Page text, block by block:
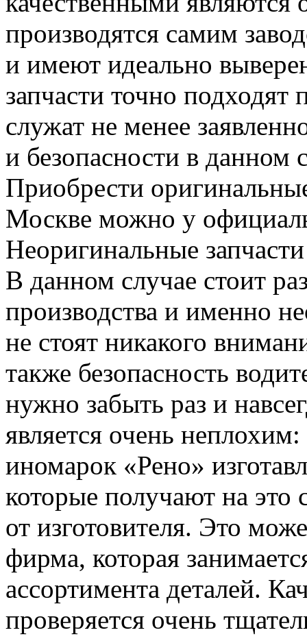
производятся самим
и имеют идеально
запчасти точно
служат не менее
и безопасности в данном
Приобрести
Москве можно у
Неоригинальные запчасти
В данном случае стоит
производства и именно
не стоят никакого
также безопасность
нужно забыть раз и
является очень
иномарок «Рено»
которые получают на это
от изготовителя. Это
фирма, которая
ассортимента деталей.
проверяется очень